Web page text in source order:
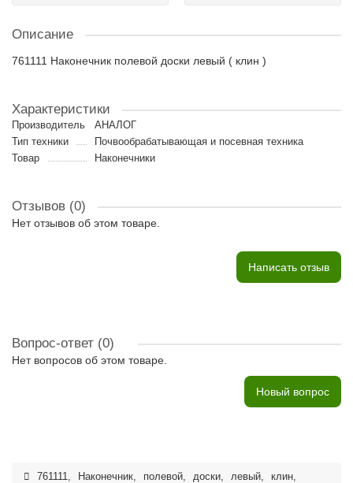
Описание
761111 Наконечник полевой доски левый ( клин )
Характеристики
Производитель
АНАЛОГ
Тип техники
Почвообрабатывающая и посевная техника
Товар
Наконечники
Отзывов (0)
Нет отзывов об этом товаре.
Написать отзыв
Вопрос-ответ (0)
Нет вопросов об этом товаре.
Новый вопрос
761111, Наконечник, полевой, доски, левый, клин,